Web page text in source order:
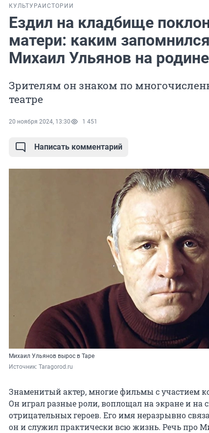
КУЛЬТУРА ИСТОРИИ
Ездил на кладбище
матери: каким
Михаил Ульянов на родине
Зрителям он знаком по
театре
20 ноября 2024, 13:30 1 451
Написать комментарий
Михаил Ульянов вырос в Таре
Источник: Taragorod.ru
Знаменитый актер, многие фильмы с участием
Он играл разные роли, воплощал на экране и на
отрицательных героев. Его имя неразрывно
он и служил практически всю жизнь. Речь про